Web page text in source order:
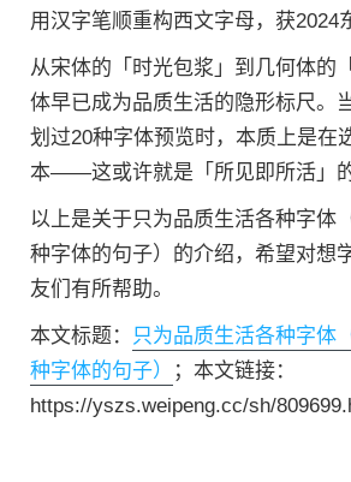
用汉字笔顺重构西文字母，获2024
从宋体的「时光包浆」到几何体的
体早已成为品质生活的隐形标尺。
划过20种字体预览时，本质上是在
本——这或许就是「所见即所活」的
以上是关于只为品质生活各种字体
种字体的句子）的介绍，希望对想
友们有所帮助。
本文标题：
只为品质生活各种字体
种字体的句子）
；本文链接：
https://yszs.weipeng.cc/sh/